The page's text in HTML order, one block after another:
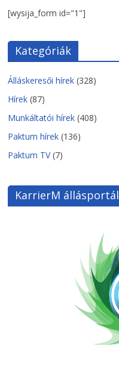
[wysija_form id="1"]
Kategóriák
Álláskeresői hírek (328)
Hírek (87)
Munkáltatói hírek (408)
Paktum hírek (136)
Paktum TV(7)
KarrierM állásportál